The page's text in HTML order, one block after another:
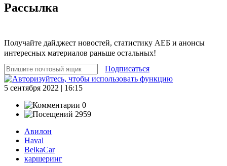
Рассылка
Получайте дайджест новостей, статистику АЕБ и анонсы
интересных материалов раньше остальных!
Подписаться
5 сентября 2022 | 16:15
0
2959
Авилон
Haval
BelkaCar
каршеринг